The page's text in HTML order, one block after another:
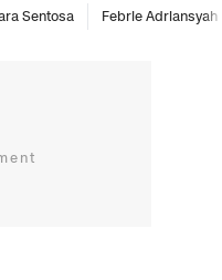
Sentosa Febrie Adriansyah